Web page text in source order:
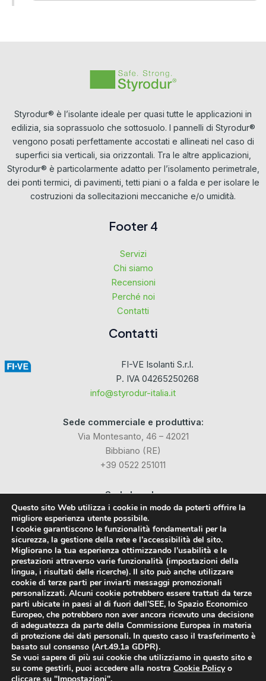
Styrodur® è l’isolante ideale per quasi tutte le applicazioni in
edilizia, sia soprassuolo che sottosuolo. I pannelli di Styrodur®
vengono posati perfettamente accostati e allineati nel caso di
superfici sia verticali, sia orizzontali. Tra le altre applicazioni,
Styrodur® è particolarmente adatto per l’isolamento perimetrale,
dei ponti termici, di pavimenti, tetti piani o a falda e per isolare le
costruzioni da sollecitazioni meccaniche e/o umidità.
Footer 4
Servizi
Chi siamo
Recensioni
Perché noi
Contatti
Contatti
FI-VE Isolanti S.r.l.
P. IVA 04265250268
info@styrodur-italia.it
Sede commerciale e produttiva:
Via Montesanto, 46 – 42021
Bibbiano (RE)
+39 0522 251011
Sede Legale:
Via Industriale dell’Isola, 3
24040 Chignolo d’Isola (BG)
Social
Facebook
LinkedIn
Styrodur® è un marchio registrato da BASF SE
Questo sito Web utilizza i cookie in modo da poterti offrire la
migliore esperienza utente possibile.
I cookie garantiscono le funzionalità fondamentali per la
sicurezza, la gestione della rete e l’accessibilità del sito.
Migliorano la tua esperienza ottimizzando l’usabilità e le
prestazioni attraverso varie funzionalità (impostazioni della
lingua, i risultati delle ricerche). Il sito può anche utilizzare
cookie di terze parti per inviarti messaggi promozionali
personalizzati. Alcuni cookie potrebbero essere trattati da terze
parti ubicate in paesi al di fuori dell’SEE, lo Spazio Economico
Europeo, che potrebbero non aver ancora ricevuto una decisione
di adeguatezza da parte della Commissione Europea in materia
di protezione dei dati personali. In questo caso il trasferimento è
basato sul consenso (Art.49.1a GDPR).
Se vuoi sapere di più sui cookie che utilizziamo in questo sito e
su come gestirli, puoi accedere alla nostra Cookie Policyo